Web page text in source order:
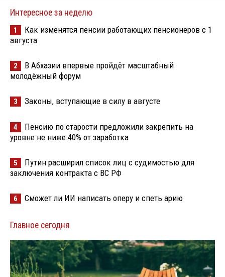
Интересное за неделю
1
Как изменятся пенсии работающих пенсионеров с 1
августа
2
В Абхазии впервые пройдёт масштабный
молодёжный форум
3 Законы, вступающие в силу в августе
4
Пенсию по старости предложили закрепить на
уровне не ниже 40% от заработка
5
Путин расширил список лиц с судимостью для
заключения контракта с ВС РФ
6 Сможет ли ИИ написать оперу и спеть арию
Главное сегодня